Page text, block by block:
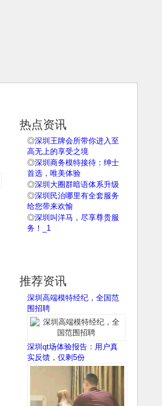
热点资讯
◎深圳王牌会所带你进入至
高无上的享受之境
◎深圳商务模特接待：绅士
首选，唯美体验
◎深圳大圈群暗语体系升级
◎深圳民治哪里有全套服务
给您带来欢愉
◎深圳叫洋马，尽享尊贵服
务！_1
推荐资讯
深圳高端模特经纪，全国范
围招聘
深圳qt场体验报告：用户真
实反馈，仅剩5份